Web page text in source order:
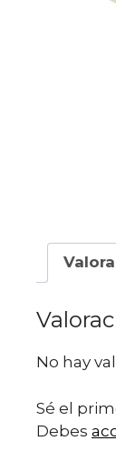
No hay
Sé el
Debes